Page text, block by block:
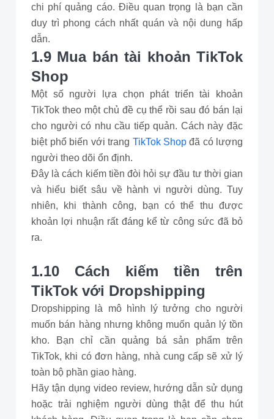
chi phí quảng cáo. Điều quan trọng là bạn cần
duy trì phong cách nhất quán và nội dung hấp
dẫn.
1.9 Mua bán tài khoản TikTok
Shop
Một số người lựa chọn phát triển tài khoản
TikTok theo một chủ đề cụ thể rồi sau đó bán lại
cho người có nhu cầu tiếp quản. Cách này đặc
biệt phổ biến với trang TikTok Shopđã có lượng
người theo dõi ổn định.
Đây là cách kiếm tiền đòi hỏi sự đầu tư thời gian
và hiểu biết sâu về hành vi người dùng. Tuy
nhiên, khi thành công, bạn có thể thu được
khoản lợi nhuận rất đáng kể từ công sức đã bỏ
ra.
1.10 Cách kiếm tiền trên
TikTok với Dropshipping
Dropshipping là mô hình lý tưởng cho người
muốn bán hàng nhưng không muốn quản lý tồn
kho. Bạn chỉ cần quảng bá sản phẩm trên
TikTok, khi có đơn hàng, nhà cung cấp sẽ xử lý
toàn bộ phần giao hàng.
Hãy tận dụng video review, hướng dẫn sử dụng
hoặc trải nghiệm người dùng thật để thu hút